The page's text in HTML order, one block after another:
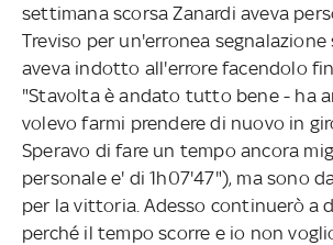
settimana scorsa Zanardi aveva
Treviso per un'erronea
aveva indotto all'errore facendolo
"Stavolta è andato tutto bene - ha
volevo farmi prendere di nuovo in
Speravo di fare un tempo ancora
personale e' di 1h07'47"), ma sono
per la vittoria. Adesso continuerò a
perché il tempo scorre e io non